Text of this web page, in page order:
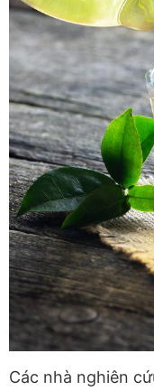
Các nhà nghiên